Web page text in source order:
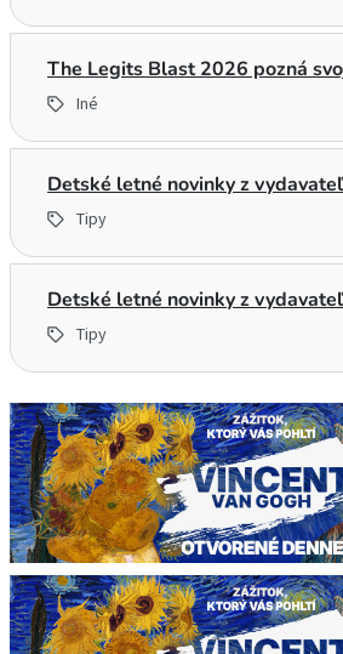
The Legits Blast 2026 pozná
Iné
Detské letné novinky z
Tipy
Detské letné novinky z
Tipy